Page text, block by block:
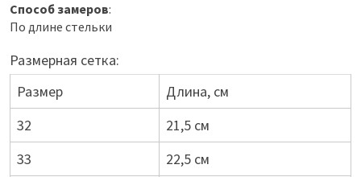
Способ замеров:
По длине стельки
Размерная сетка:
Размер
Длина, см
32
21,5 см
33
22,5 см